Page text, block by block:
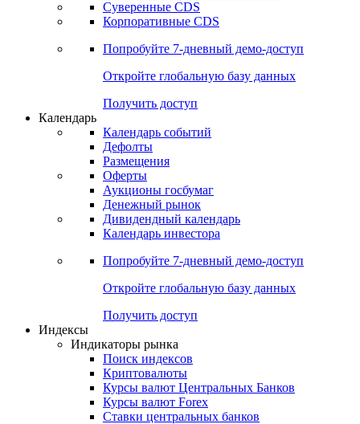
Суверенные CDS
Корпоративные CDS
Попробуйте 7-дневный демо-доступ
Откройте глобальную базу данных
Получить доступ
Календарь
Календарь событий
Дефолты
Размещения
Оферты
Аукционы госбумаг
Денежный рынок
Дивидендный календарь
Календарь инвестора
Попробуйте 7-дневный демо-доступ
Откройте глобальную базу данных
Получить доступ
Индексы
Индикаторы рынка
Поиск индексов
Криптовалюты
Курсы валют Центральных Банков
Курсы валют Forex
Ставки центральных банков